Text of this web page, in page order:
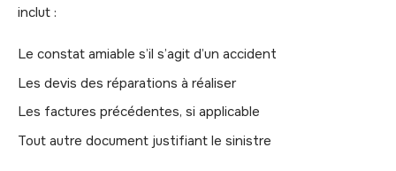
inclut :
Le constat amiable s’il s’agit d’un accident
Les devis des réparations à réaliser
Les factures précédentes, si applicable
Tout autre document justifiant le sinistre